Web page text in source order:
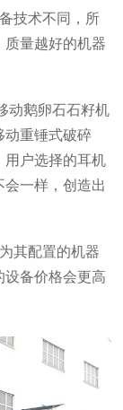
技术不同，所
质量越好的机器
动鹅卵石石籽机
动重锤式破碎
用户选择的耳机
一样，创造出
其配置的机器
设备价格会更高